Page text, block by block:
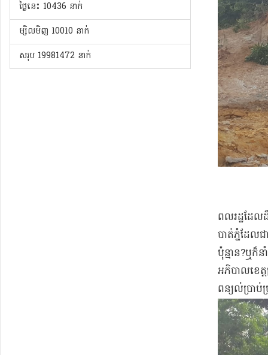
ថ្ងៃនេះ​ 10436 នាក់
ម្សិលមិញ 10010 នាក់
សរុប 19981472 នាក់
ពលរដ្ឋ​ដែល​
បាត់​ភ្នំ​ដែល
ប៉ុន្មាន​?​ឬក៏​
អភិបាលខេត្
ពន្យល់​ប្រាប់​